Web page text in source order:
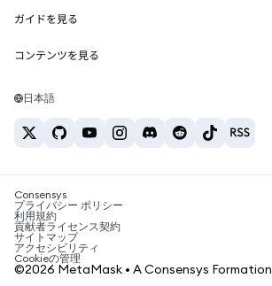
Snaps
Web3サービス
セキュリティ
サポート
キャリア
お問い合わせ
Solanaの価格
Tetherの価格
ETH→USD
USDT→INR
BTC→INR
ETH→USDT
ガイドを見る
ETHの購入
USDTの購入
SHIBの購入
BNBの購入
コンテンツを見る
Solanaウォレット
税制関連ニュース
暗号資産の購入方法は？
ビットコインを売るには？
日本語
Consensys
プライバシー ポリシー
利用規約
貢献者ライセンス契約
サイトマップ
アクセシビリティ
Cookieの管理
©2026 MetaMask • A Consensys Formation